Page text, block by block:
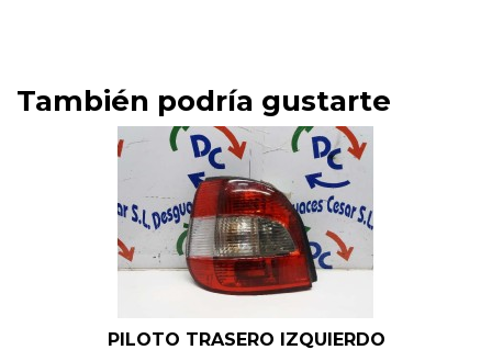
También podría gustarte
PILOTO TRASERO IZQUIERDO